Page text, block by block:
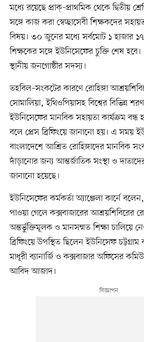
মধ্যে রয়েছে প্রাক্‌–প্রাথমিক থেকে দ্বিতীয়
সঙ্গে কাজ করা স্বেচ্ছাসেবী শিক্ষকদের
বিষয়। ৩০ জুনের মধ্যে সর্বমোট ১ হাজার
শিক্ষকের সঙ্গে ইউনিসেফের চুক্তি শেষ হবে।
স্থানীয় জনগোষ্ঠীর সদস্য।
তহবিল–সংকটের কারণে রোহিঙ্গা
সোমালিয়া, ইথিওপিয়াসহ বিশ্বের বিভিন্ন
ইউনিসেফের মানবিক সহায়তা কার্যক্রম
বলে প্রেস ব্রিফিংয়ে জানানো হয়। এ সময়
বাংলাদেশে আশ্রিত রোহিঙ্গাদের মানবিক
দাঁড়ানোর জন্য আন্তর্জাতিক সংস্থা ও
জানানো হয়েছে।
ইউনিসেফের কর্মকর্তা অ্যাঞ্জেলা কার্নে
পাওয়া গেলে কক্সবাজারের আশ্রয়শিবিরের
অন্তর্ভুক্তিমূলক ও মানসম্মত শিক্ষা চালিয়ে
ব্রিফিংয়ে উপস্থিত ছিলেন ইউনিসেফ চট্টগ্রাম
মাধূরী ব্যানার্জি ও কক্সবাজার অফিসের
আবিদ আজাদ।